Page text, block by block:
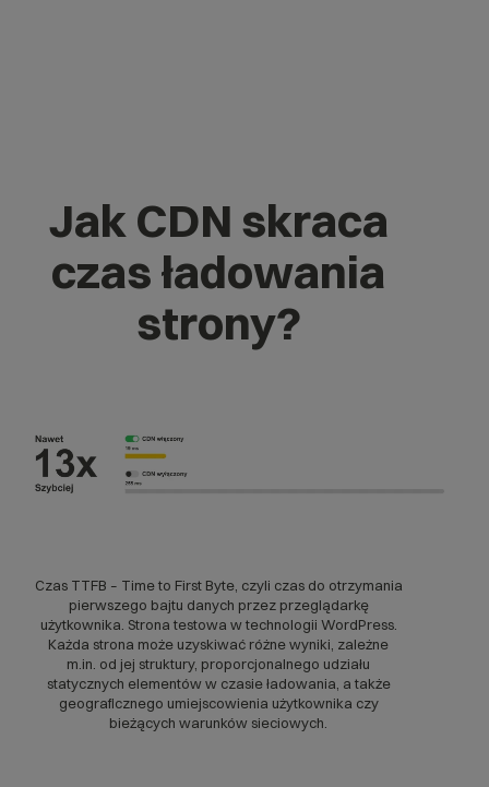
Jak CDN skraca
czas ładowania
strony?
Czas TTFB – Time to First Byte, czyli czas do otrzymania
pierwszego bajtu danych przez przeglądarkę
użytkownika. Strona testowa w technologii WordPress.
Każda strona może uzyskiwać różne wyniki, zależne
m.in. od jej struktury, proporcjonalnego udziału
statycznych elementów w czasie ładowania, a także
geograficznego umiejscowienia użytkownika czy
bieżących warunków sieciowych.